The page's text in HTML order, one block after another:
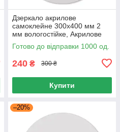
Дзеркало акрилове
самоклейне 300х400 мм 2
мм вологостійке, Акрилове
дзеркало 300х400 мм для
ванної
Готово до відправки 1000 од.
240 ₴ 300 ₴
Купити
–20%